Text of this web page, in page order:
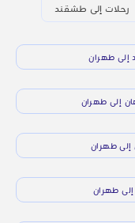
رحلات إلى طشقند
طهران
إلى طهران
إلى طهران
طهران